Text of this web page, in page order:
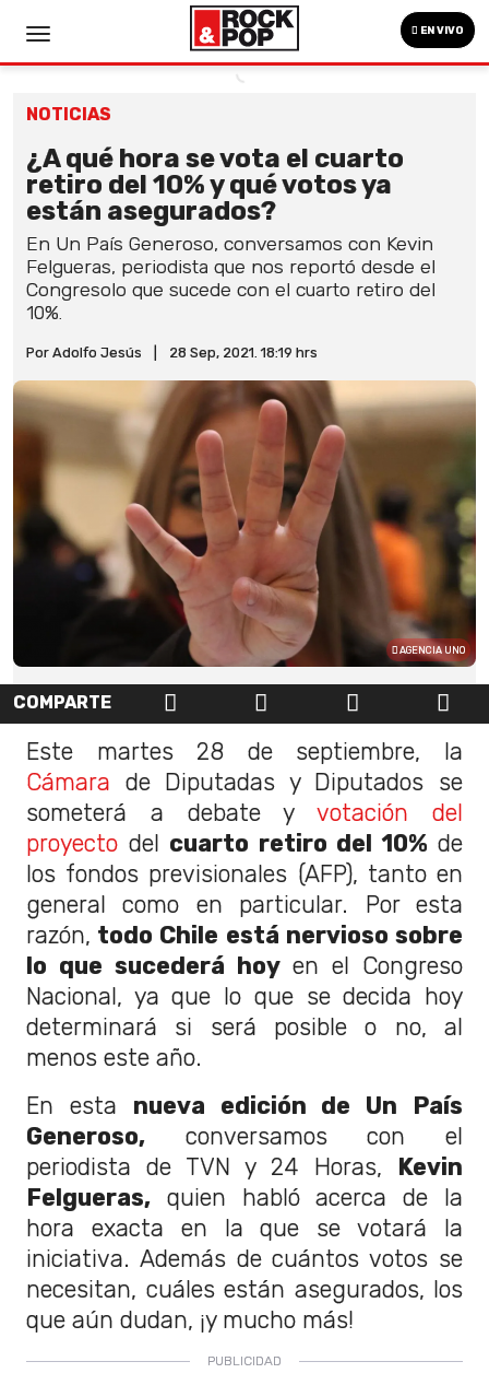
EN VIVO
NOTICIAS
¿A qué hora se vota el cuarto
retiro del 10% y qué votos ya
están asegurados?
En Un País Generoso, conversamos con Kevin
Felgueras, periodista que nos reportó desde el
Congresolo que sucede con el cuarto retiro del
10%.
Por Adolfo Jesús 28 Sep, 2021. 18:19 hrs
AGENCIA UNO
COMPARTE
Este martes 28 de septiembre, la
Cámara de Diputadas y Diputados se
someterá a debate yvotación del
proyecto del cuarto retiro del 10% de
los fondos previsionales (AFP), tanto en
general como en particular. Por esta
razón, todo Chile está nervioso sobre
lo que sucederá hoyen el Congreso
Nacional, ya que lo que se decida hoy
determinará si será posible o no, al
menos este año.
En esta nueva edición de Un País
Generoso, conversamos con el
periodista de TVN y 24 Horas, Kevin
Felgueras, quien habló acerca de la
hora exacta en la que se votará la
iniciativa. Además de cuántos votos se
necesitan, cuáles están asegurados, los
que aún dudan, ¡y mucho más!